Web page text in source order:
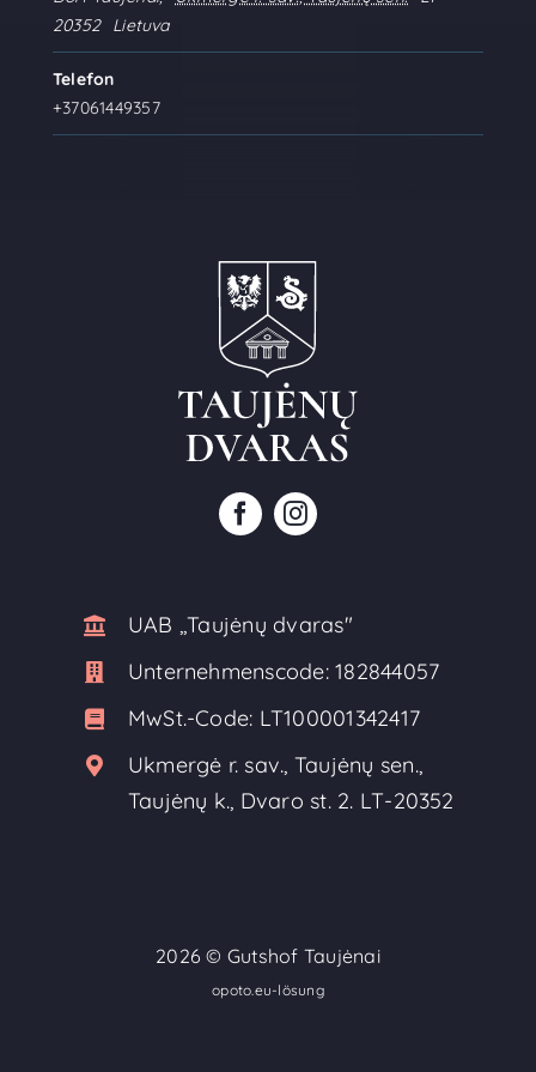
20352 Lietuva
Telefon
+37061449357
UAB ,,Taujėnų dvaras"
Unternehmenscode:182844057
MwSt.-Code: LT100001342417
Ukmergė r. sav., Taujėnų sen.,
Taujėnų k., Dvaro st. 2. LT-20352
2026 © Gutshof Taujėnai
opoto.eu-lösung